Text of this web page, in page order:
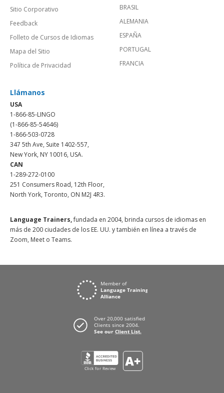
Sitio Corporativo
Feedback
Folleto de Cursos de Idiomas
Mapa del Sitio
Política de Privacidad
BRASIL
ALEMANIA
ESPAÑA
PORTUGAL
FRANCIA
Llámanos
USA
1-866-85-LINGO
(1-866-85-54646)
1-866-503-0728
347 5th Ave, Suite 1402-557,
New York, NY 10016, USA.
CAN
1-289-272-0100
251 Consumers Road, 12th Floor,
North York, Toronto, ON M2J 4R3.
Language Trainers,fundada en 2004, brinda cursos de idiomas en
más de 200 ciudades de los EE. UU. y también en línea a través de
Zoom, Meet o Teams.